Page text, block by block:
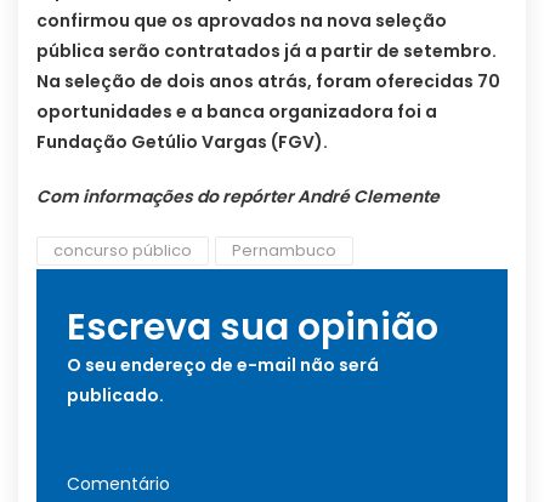
confirmou que os aprovados na nova seleção
pública serão contratados já a partir de setembro.
Na seleção de dois anos atrás, foram oferecidas 70
oportunidades e a banca organizadora foi a
Fundação Getúlio Vargas (FGV).
Com informações do repórter André Clemente
concurso público Pernambuco
Escreva sua opinião
O seu endereço de e-mail não será
publicado.
Comentário